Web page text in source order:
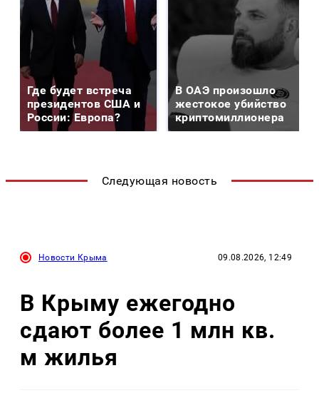
Где будет встреча
президентов США и
России: Европа?
В ОАЭ произошло
жестокое убийство
криптомиллионера
Следующая новость
Новости Крыма 09.08.2026, 12:49
В Крыму ежегодно
сдают более 1 млн кв.
м жилья